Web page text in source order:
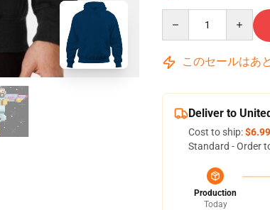
このセールはあと
Deliver to
Cost to ship:$6.99
Standard - Order
Production
Today